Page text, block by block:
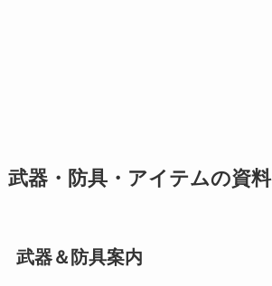
武器・防具・アイテムの資料
武器＆防具案内